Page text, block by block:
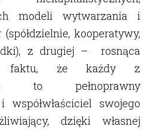
modeli wytwarzania i
kooperatywy,
z drugiej – rosnąca
faktu, że każdy z
to pełnoprawny
współwłaściciel swojego
dzięki własnej